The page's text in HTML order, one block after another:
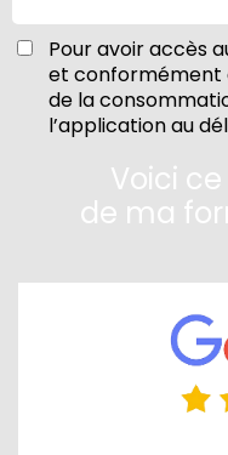
Pour avoir accès
et conformément
de la
l’application au
Voici
de ma